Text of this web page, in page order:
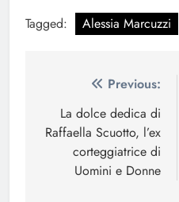
Tagged: Alessia Marcuzzi
Navigazione
articoli
Previous:
La dolce dedica di
Raffaella Scuotto, l’ex
corteggiatrice di
Uomini e Donne